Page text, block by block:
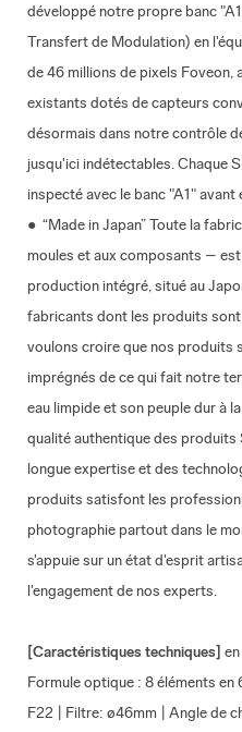
développé notre propre banc
Transfert de Modulation) en
de 46 millions de pixels Foveon,
existants dotés de capteurs
désormais dans notre contrôle
jusqu'ici indétectables. Chaque
inspecté avec le banc "A1" avant
● “Made in Japan” Toute la
moules et aux composants –
production intégré, situé au
fabricants dont les produits
voulons croire que nos produits
imprégnés de ce qui fait notre
eau limpide et son peuple dur à
qualité authentique des produits
longue expertise et des
produits satisfont les
photographie partout dans le
s'appuie sur un état d'esprit
l'engagement de nos experts.
[Caractéristiques techniques]
Formule optique : 8 éléments
F22 | Filtre: ø46mm | Angle de